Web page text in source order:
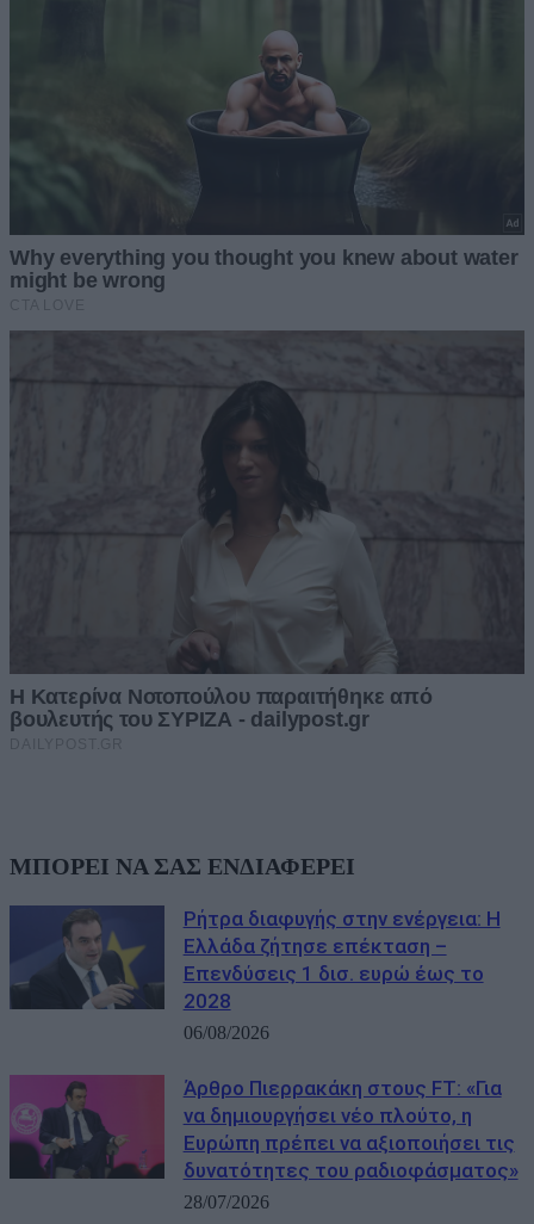
ΜΠΟΡΕΙ ΝΑ ΣΑΣ ΕΝΔΙΑΦΕΡΕΙ
Ρήτρα διαφυγής στην ενέργεια: Η
Ελλάδα ζήτησε επέκταση –
Επενδύσεις 1 δισ. ευρώ έως το
2028
06/08/2026
Άρθρο Πιερρακάκη στους FΤ: «Για
να δημιουργήσει νέο πλούτο, η
Ευρώπη πρέπει να αξιοποιήσει τις
δυνατότητες του ραδιοφάσματος»
28/07/2026